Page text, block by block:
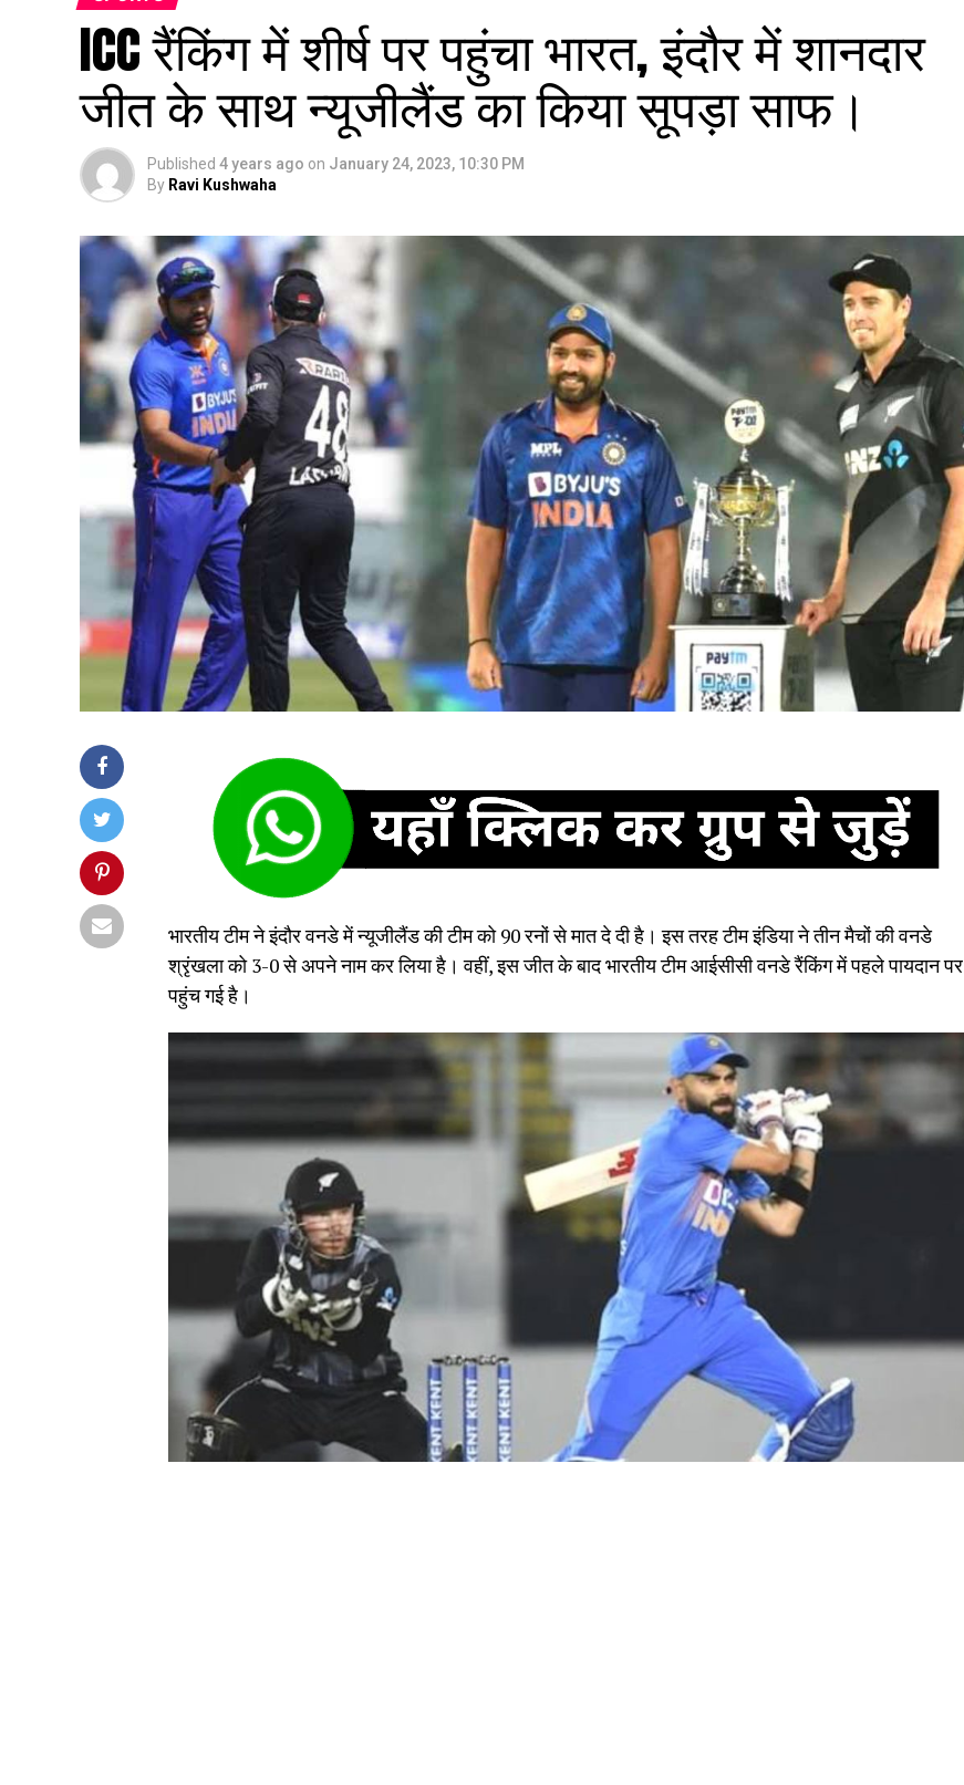
ICC रैंकिंग में शीर्ष पर पहुंचा भारत, इंदौर में शानदार
जीत के साथ न्यूजीलैंड का किया सूपड़ा साफ।
Published 4 years ago on January 24, 2023, 10:30 PM
By Ravi Kushwaha
भारतीय टीम ने इंदौर वनडे में न्यूजीलैंड की टीम को 90 रनों से मात दे दी है। इस तरह टीम इंडिया ने तीन मैचों की वनडे
श्रृंखला को 3-0 से अपने नाम कर लिया है। वहीं, इस जीत के बाद भारतीय टीम आईसीसी वनडे रैंकिंग में पहले पायदान पर
पहुंच गई है।